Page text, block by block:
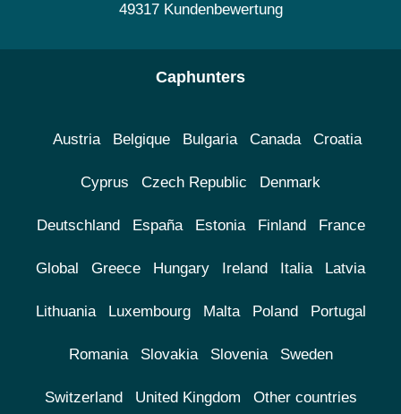
49317 Kundenbewertung
Caphunters
Austria Belgique Bulgaria Canada Croatia
Cyprus Czech Republic Denmark
Deutschland España Estonia Finland France
Global Greece Hungary Ireland Italia Latvia
Lithuania Luxembourg Malta Poland Portugal
Romania Slovakia Slovenia Sweden
Switzerland United Kingdom Other countries